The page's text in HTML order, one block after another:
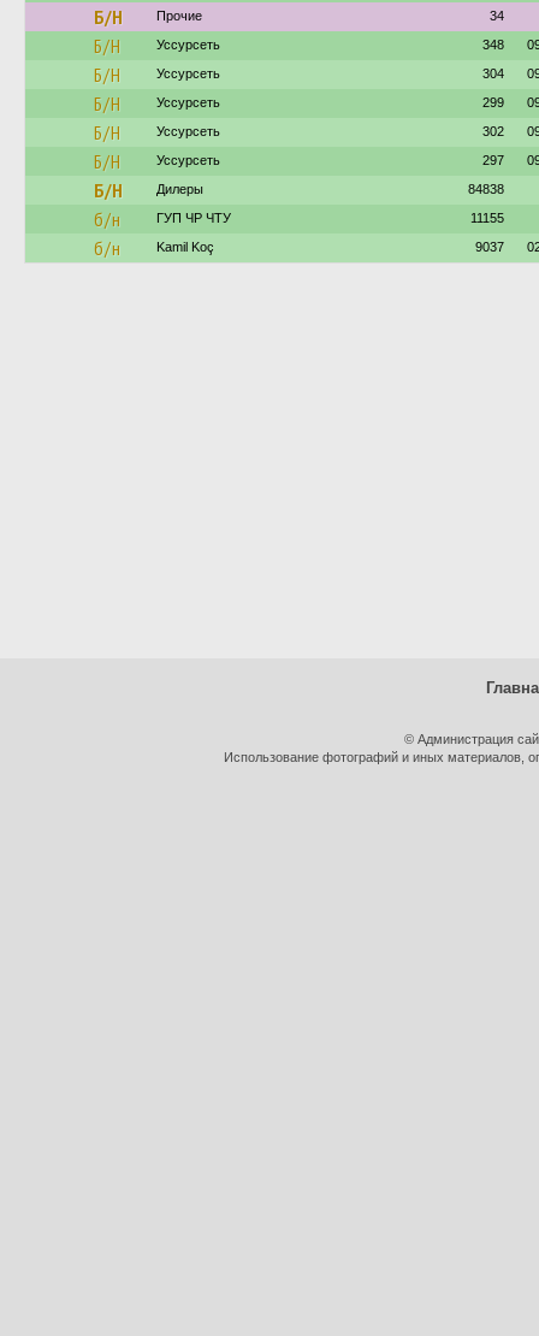
Б/Н Прочие 34
Б/Н Уссурсеть 348
Б/Н Уссурсеть 304
Б/Н Уссурсеть 299
Б/Н Уссурсеть 302
Б/Н Уссурсеть 297
Б/Н Дилеры 84838
б/н ГУП ЧР ЧТУ 11155
б/н Kamil Koç 9037
© Администрация
Использование фотографий и иных материалов,